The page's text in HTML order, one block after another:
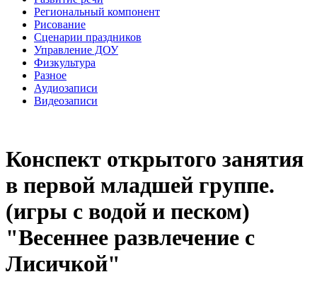
Региональный компонент
Рисование
Сценарии праздников
Управление ДОУ
Физкультура
Разное
Аудиозаписи
Видеозаписи
Конспект открытого занятия
в первой младшей группе.
(игры с водой и песком)
"Весеннее развлечение с
Лисичкой"